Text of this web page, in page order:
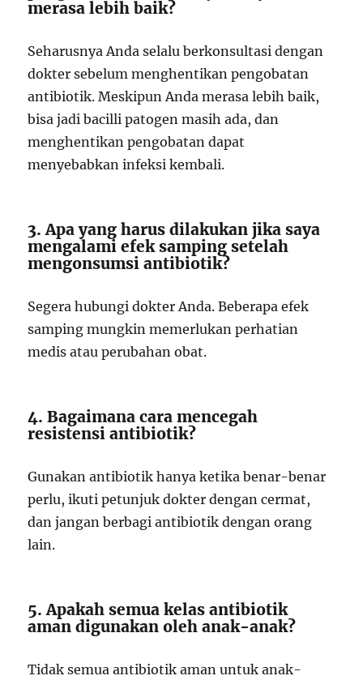
merasa lebih baik?
Seharusnya Anda selalu berkonsultasi dengan
dokter sebelum menghentikan pengobatan
antibiotik. Meskipun Anda merasa lebih baik,
bisa jadi bacilli patogen masih ada, dan
menghentikan pengobatan dapat
menyebabkan infeksi kembali.
3. Apa yang harus dilakukan jika saya
mengalami efek samping setelah
mengonsumsi antibiotik?
Segera hubungi dokter Anda. Beberapa efek
samping mungkin memerlukan perhatian
medis atau perubahan obat.
4. Bagaimana cara mencegah
resistensi antibiotik?
Gunakan antibiotik hanya ketika benar-benar
perlu, ikuti petunjuk dokter dengan cermat,
dan jangan berbagi antibiotik dengan orang
lain.
5. Apakah semua kelas antibiotik
aman digunakan oleh anak-anak?
Tidak semua antibiotik aman untuk anak-